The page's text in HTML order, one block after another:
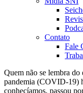
Contato
Fale
Quem não se lembra do
pandemia (COVID-19)
conhecíamos, passou